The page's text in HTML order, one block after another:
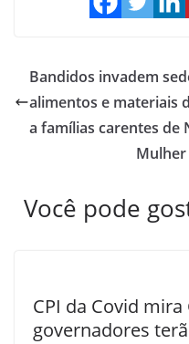
Bandidos invadem
alimentos e materiais
a famílias carentes de
Você pode
CPI da Covid
governadores